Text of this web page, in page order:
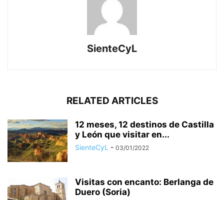
SienteCyL
RELATED ARTICLES
12 meses, 12 destinos de Castilla
y León que visitar en...
SienteCyL - 03/01/2022
Visitas con encanto: Berlanga de
Duero (Soria)